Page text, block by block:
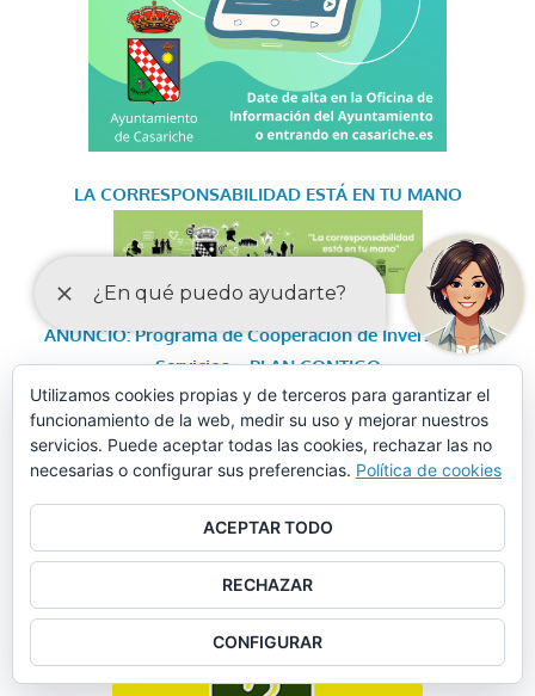
LA CORRESPONSABILIDAD ESTÁ EN TU MANO
ANUNCIO: Programa de Cooperación de Inversiones y
Servicios – PLAN CONTIGO
POLÍTICA DE CALIDAD: EDIFICIO DE FORMACIÓN-
GUADALINFO
Utilizamos cookies propias y de terceros para garantizar el
funcionamiento de la web, medir su uso y mejorar nuestros
servicios. Puede aceptar todas las cookies, rechazar las no
necesarias o configurar sus preferencias. Política de cookies
ACEPTAR TODO
RECHAZAR
CONFIGURAR